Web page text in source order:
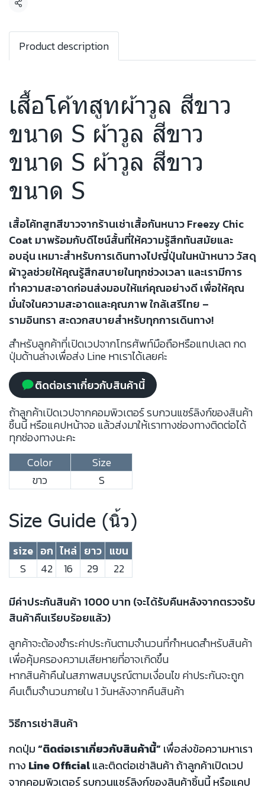
แชร์
Product description
เสื้อโค้ทสูทผ้าวูล สีขาว
ขนาด S ผ้าวูล สีขาว
ขนาด S ผ้าวูล สีขาว
ขนาด S
เสื้อโค้ทสูทสีขาวจากร้านเช่าเสื้อกันหนาว Freezy Chic
Coat มาพร้อมกับดีไซน์สั้นที่ให้ความรู้สึกทันสมัยและ
อบอุ่น เหมาะสำหรับการเดินทางไปญี่ปุ่นในหน้าหนาว วัสดุ
ผ้าวูลช่วยให้คุณรู้สึกสบายในทุกช่วงเวลา และเรามีการ
ทำความสะอาดก่อนส่งมอบให้แก่คุณอย่างดี เพื่อให้คุณ
มั่นใจในความสะอาดและคุณภาพ ใกล้เสรีไทย –
รามอินทรา สะดวกสบายสำหรับทุกการเดินทาง!
สำหรับลูกค้าที่เปิดเวปจากโทรศัพท์มือถือหรือแทปเลต กด
ปุ่มด้านล่างเพื่อส่ง Line หาเราได้เลยค่ะ
ติดต่อเราเกี่ยวกับสินค้านี้
ถ้าลูกค้าเปิดเวปจากคอมพิวเตอร์ รบกวนแชร์ลิงก์ของสินค้า
ชิ้นนี้ หรือแคปหน้าจอ แล้วส่งมาให้เราทางช่องทางติดต่อได้
ทุกช่องทางนะคะ
Color
Size
ขาว
S
Size Guide (นิ้ว)
size อก ไหล่ ยาว แขน
S
42 16 29 22
มีค่าประกันสินค้า 1000 บาท (จะได้รับคืนหลังจากตรวจรับ
สินค้าคืนเรียบร้อยแล้ว)
ลูกค้าจะต้องชำระค่าประกันตามจำนวนที่กำหนดสำหรับสินค้า
เพื่อคุ้มครองความเสียหายที่อาจเกิดขึ้น
หากสินค้าคืนในสภาพสมบูรณ์ตามเงื่อนไข ค่าประกันจะถูก
คืนเต็มจำนวนภายใน 1 วันหลังจากคืนสินค้า
วิธีการเช่าสินค้า
กดปุ่ม“ติดต่อเราเกี่ยวกับสินค้านี้”เพื่อส่งข้อความหาเรา
ทาง Line Officialและติดต่อเช่าสินค้า ถ้าลูกค้าเปิดเวป
จากคอมพิวเตอร์ รบกวนแชร์ลิงก์ของสินค้าชิ้นนี้ หรือแคป